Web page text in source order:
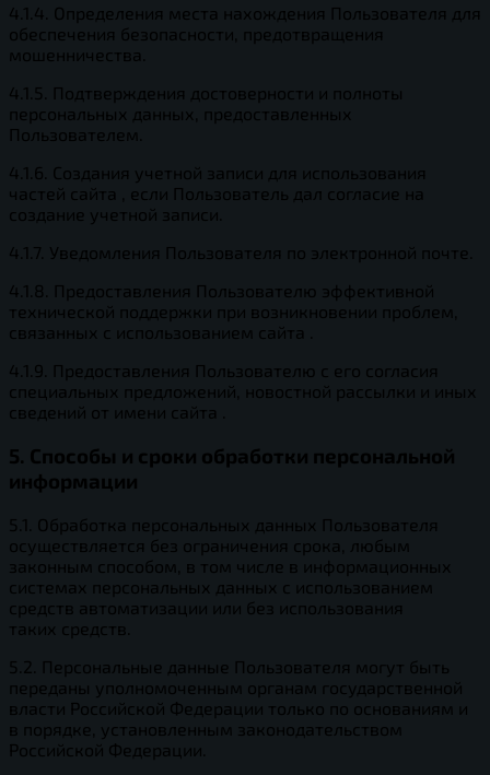
4.1.4. Определения места нахождения Пользователя для
обеспечения безопасности, предотвращения
мошенничества.
4.1.5. Подтверждения достоверности и полноты
персональных данных, предоставленных
Пользователем.
4.1.6. Создания учетной записи для использования
частей сайта , если Пользователь дал согласие на
создание учетной записи.
4.1.7. Уведомления Пользователя по электронной почте.
4.1.8. Предоставления Пользователю эффективной
технической поддержки при возникновении проблем,
связанных с использованием сайта .
4.1.9. Предоставления Пользователю с его согласия
специальных предложений, новостной рассылки и иных
сведений от имени сайта .
5. Способы и сроки обработки персональной
информации
5.1. Обработка персональных данных Пользователя
осуществляется без ограничения срока, любым
законным способом, в том числе в информационных
системах персональных данных с использованием
средств автоматизации или без использования
таких средств.
5.2. Персональные данные Пользователя могут быть
переданы уполномоченным органам государственной
власти Российской Федерации только по основаниям и
в порядке, установленным законодательством
Российской Федерации.